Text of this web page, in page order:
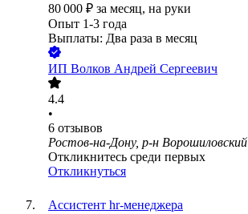
80 000 ₽ за месяц, на руки
Опыт 1-3 года
Выплаты: Два раза в месяц
ИП Волков Андрей Сергеевич
4.4
•
6 отзывов
Ростов-на-Дону, р-н Ворошиловский
Откликнитесь среди первых
Откликнуться
Ассистент hr-менеджера